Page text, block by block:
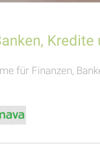
für Finanzen,